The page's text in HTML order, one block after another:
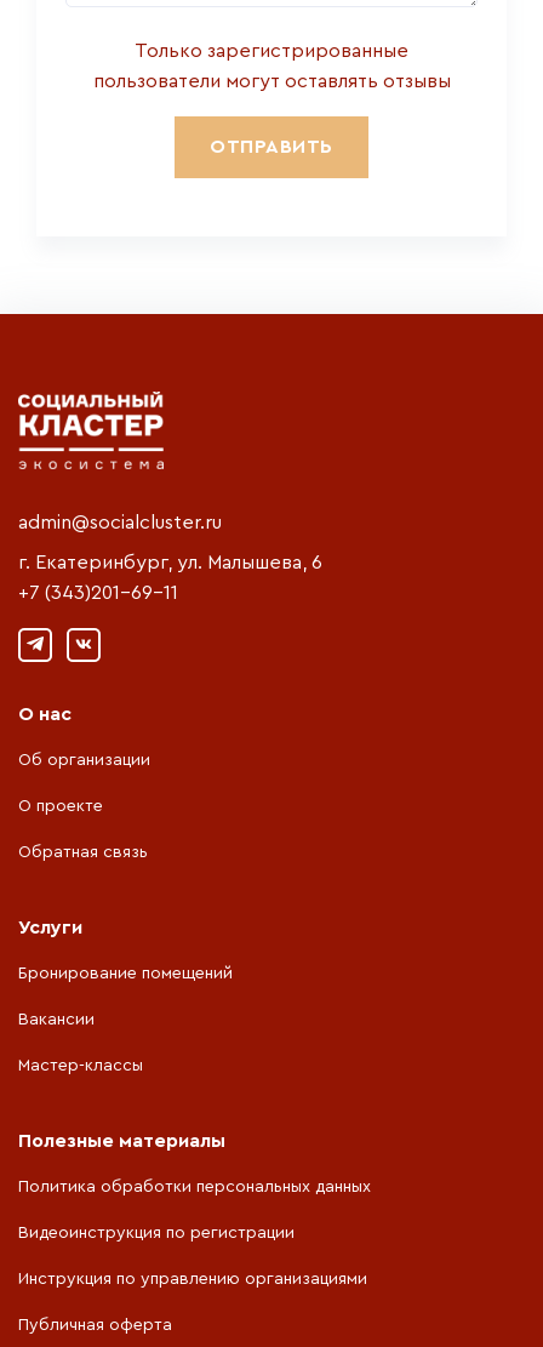
Только зарегистрированные
пользователи могут оставлять отзывы
admin@socialcluster.ru
г. Екатеринбург, ул. Малышева, 6
+7 (343)201-69-11
О нас
Об организации
О проекте
Обратная связь
Услуги
Бронирование помещений
Вакансии
Мастер-классы
Полезные материалы
Политика обработки персональных данных
Видеоинструкция по регистрации
Инструкция по управлению организациями
Публичная оферта